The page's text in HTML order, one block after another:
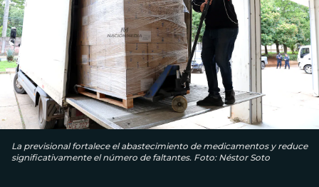
La previsional fortalece el abastecimiento de medicamentos y reduce
significativamente el número de faltantes. Foto: Néstor Soto